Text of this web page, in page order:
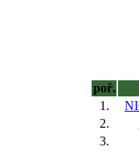
poř.
1.
2.
3.